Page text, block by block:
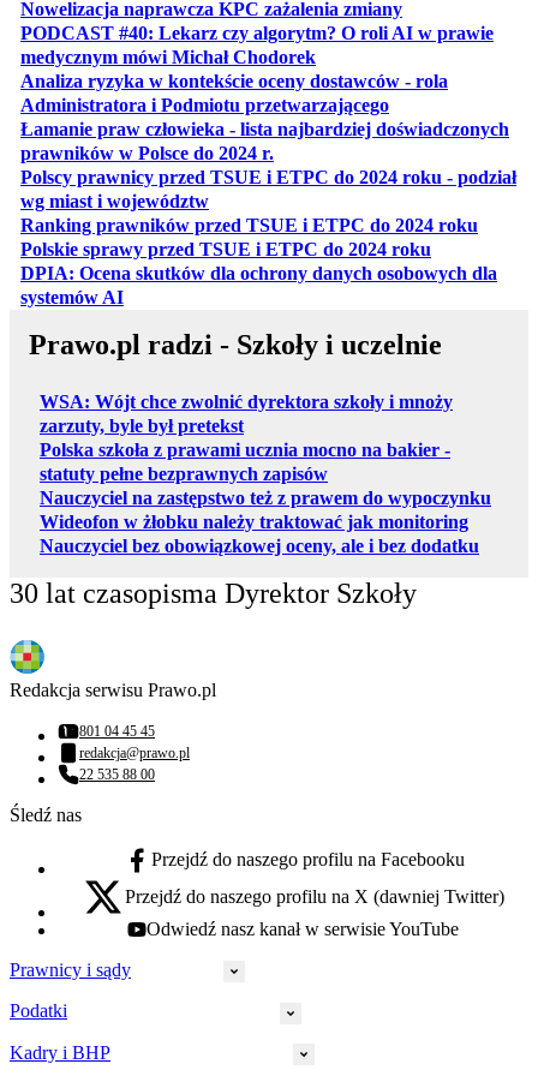
Nowelizacja naprawcza KPC zażalenia zmianyotwiera się w
PODCAST #40: Lekarz czy algorytm? O roli AI w prawie
medycznym mówi Michał Chodorekotwiera się w nowej karcie
Analiza ryzyka w kontekście oceny dostawców - rola
Administratora i Podmiotu przetwarzającegootwiera się w
Łamanie praw człowieka - lista najbardziej doświadczonych
prawników w Polsce do 2024 r.
Polscy prawnicy przed TSUE i ETPC do 2024 roku - podział
wg miast i województwotwiera się w nowej karcie
Ranking prawników przed TSUE i ETPC do 2024 roku
Polskie sprawy przed TSUE i ETPC do 2024 roku
DPIA: Ocena skutków dla ochrony danych osobowych dla
systemów AIotwiera się w nowej karcie
Prawo.pl radzi - Szkoły i uczelnie
WSA: Wójt chce zwolnić dyrektora szkoły i mnoży
zarzuty, byle był pretekst
Polska szkoła z prawami ucznia mocno na bakier -
statuty pełne bezprawnych zapisów
Nauczyciel na zastępstwo też z prawem do wypoczynku
Wideofon w żłobku należy traktować jak monitoring
Nauczyciel bez obowiązkowej oceny, ale i bez dodatku
30 lat czasopisma Dyrektor Szkoły
Redakcja serwisu Prawo.pl
Numer telefonu:
801 04 45 45
Adres email:
redakcja@prawo.pl
Numer telefonu:
22 535 88 00
Śledź nas
facebook - otwiera się w nowej karcie
Przejdź do naszego profilu na Facebooku
x - otwiera się w nowej karcie
Przejdź do naszego profilu na X (dawniej Twitter)
youtube - otwiera się w nowej karcie
Odwiedź nasz kanał w serwisie YouTube
Prawnicy i sądy
Prawnicy
Podatki
Kadry i BHP